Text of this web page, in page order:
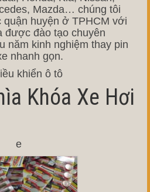
Mazda… chúng tôi
quận huyện ở TPHCM với
được đào tạo chuyên
năm kinh nghiệm thay pin
nhanh gọn.
khiển ô tô
Khóa Xe Hơi
e